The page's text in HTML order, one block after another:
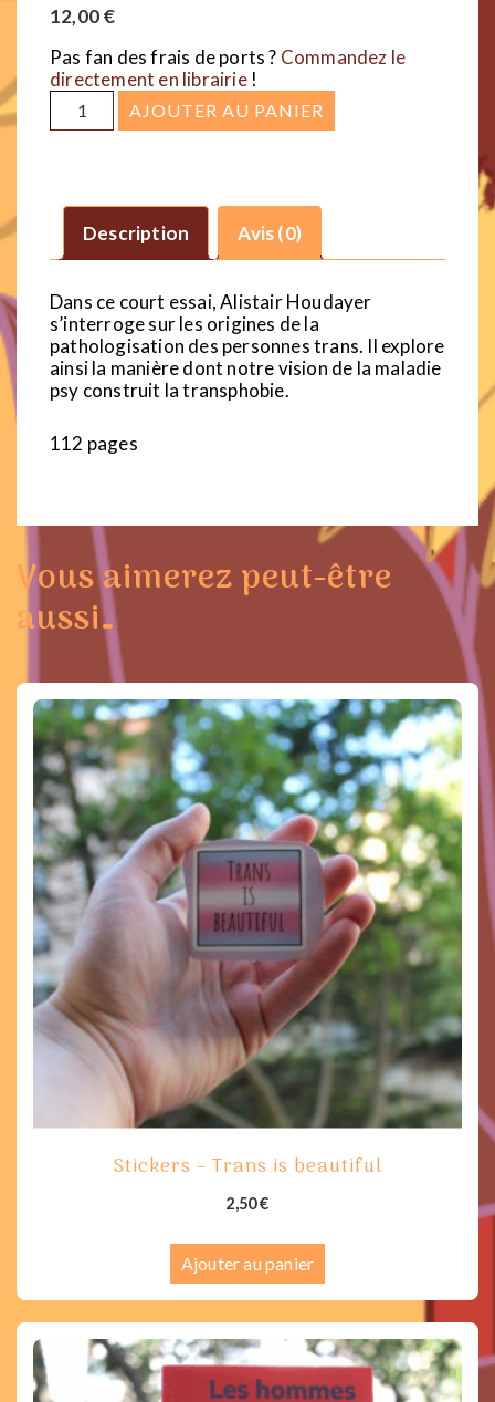
12,00€
Pas fan des frais de ports ? Commandez le
directement en librairie !
quantité
personnes
trans
elles
folles
?
AJOUTER AU PANIER
Description Avis (0)
Dans ce court essai, Alistair Houdayer
s’interroge sur les origines de la
pathologisation des personnes trans. Il explore
ainsi la manière dont notre vision de la maladie
psy construit la transphobie.
112 pages
Vous aimerez peut-être
aussi…
Stickers – Trans is beautiful
2,50€
Ajouter au panier